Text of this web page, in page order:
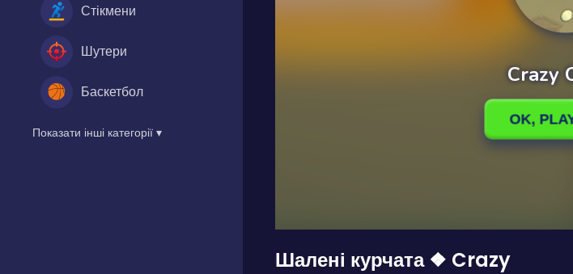
Стікмени
Шутери
Баскетбол
Показати інші категорії ▾
Шалені курчата ❖ Crazy